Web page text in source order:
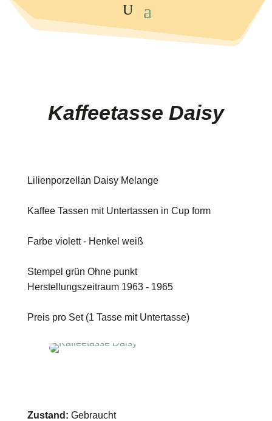
Kaffeetasse Daisy
Lilienporzellan Daisy Melange
Kaffee Tassen mit Untertassen in Cup form
Farbe violett - Henkel weiß
Stempel grün Ohne punkt
Herstellungszeitraum 1963 - 1965
Preis pro Set (1 Tasse mit Untertasse)
Zustand: Gebraucht